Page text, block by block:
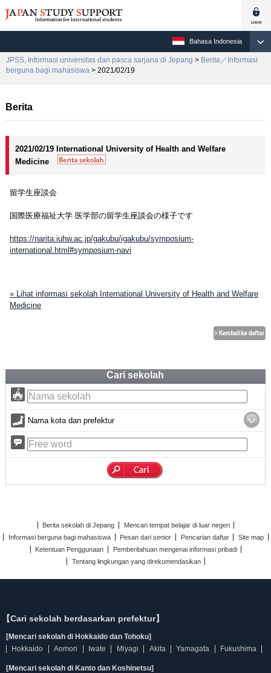
Bahasa Indonesia
JPSS, Informasi universitas dan pasca sarjana di Jepang > Berita／Informasi
berguna bagi mahasiswa > 2021/02/19
Berita
2021/02/19 International University of Health and Welfare
Medicine
留学生座談会
国際医療福祉大学 医学部の留学生座談会の様子です
https://narita.iuhw.ac.jp/gakubu/igakubu/symposium-
international.html#symposium-navi
» Lihat informasi sekolah International University of Health and Welfare
Medicine
Cari sekolah
Nama kota dan prefektur
Berita sekolah di Jepang
Mencari tempat belajar di luar negeri
Informasi berguna bagi mahasiswa
Pesan dari senior Pencarian daftar
Site map
Ketentuan Penggunaan
Pemberitahuan mengenai informasi pribadi
Tentang lingkungan yang direkomendasikan
【Cari sekolah berdasarkan prefektur】
[Mencari sekolah di Hokkaido dan Tohoku]
Hokkaido
Aomori Iwate Miyagi Akita Yamagata Fukushima
[Mencari sekolah di Kanto dan Koshinetsu]